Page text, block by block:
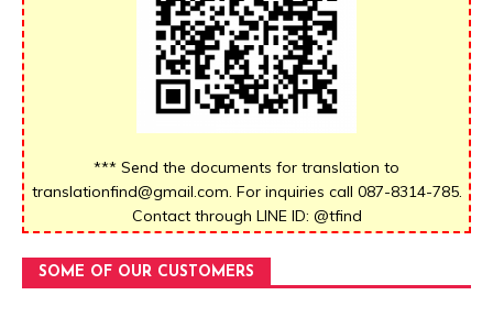
*** Send the documents for translation to
translationfind@gmail.com. For inquiries call 087-8314-785.
Contact through LINE ID: @tfind
SOME OF OUR CUSTOMERS